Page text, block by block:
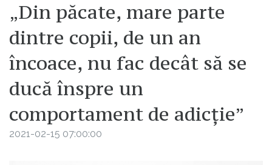
„Din păcate, mare parte
dintre copii, de un an
încoace, nu fac decât să se
ducă înspre un
comportament de adicție”
2021-02-15 07:00:00